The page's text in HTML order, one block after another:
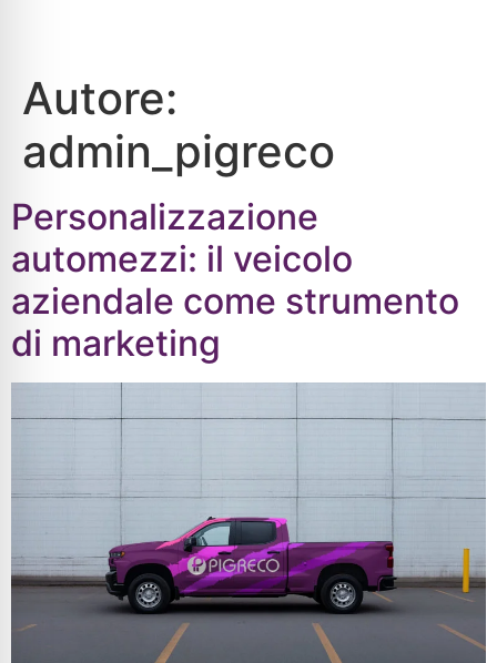
Autore:
admin_pigreco
Personalizzazione
automezzi: il veicolo
aziendale come strumento
di marketing